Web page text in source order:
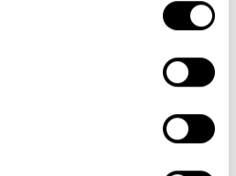
negative
betydningen av glede og
bare for å nevne noe, sier